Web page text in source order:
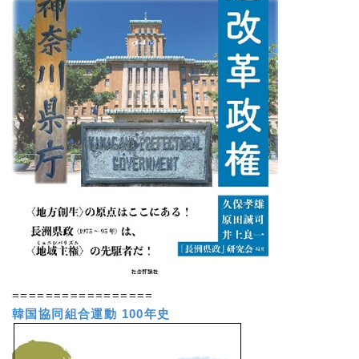
=================
韓国協同組合運動 100年史